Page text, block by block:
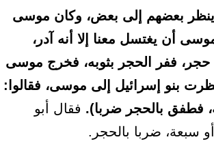
ينظر بعضهم إلى بعض، وكان موسى
أن يغتسل معنا إلا أنه آدر،
ففر الحجر بثوبه، فخرج موسى
بنو إسرائيل إلى موسى، فقالوا:
فطفق بالحجر ضربا). فقال أبو
سبعة، ضربا بالحجر.